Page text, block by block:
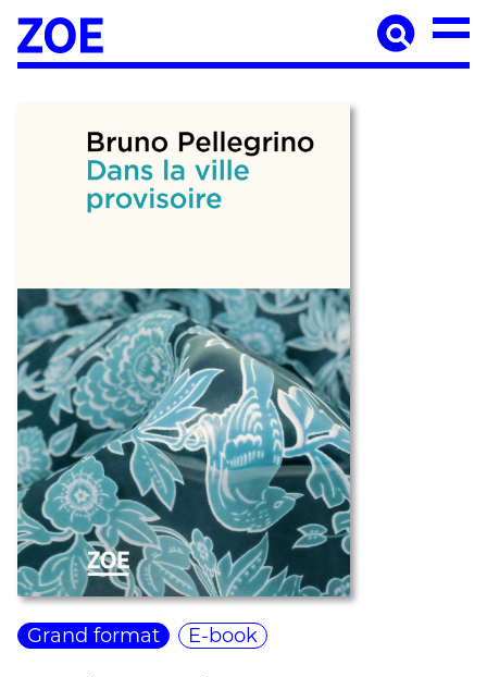
Accueil
À paraître
Auteur·ices
Agenda
Diffusion
Médiation culturelle
Manuscrits
Foreign rights
Contact
Mentions légales
Newsletter
Grand format E-book